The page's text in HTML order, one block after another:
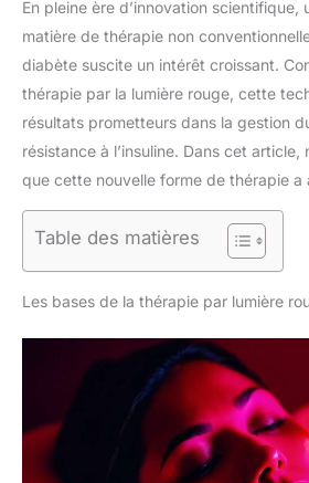
En pleine ère d’innovation scientifique,
matière de thérapie non
diabète suscite un intérêt croissant.
thérapie par la lumière rouge, cette
résultats prometteurs dans la gestion
résistance à l’insuline. Dans cet
que cette nouvelle forme de thérapie a
Table des matières
Les bases de la thérapie par lumière